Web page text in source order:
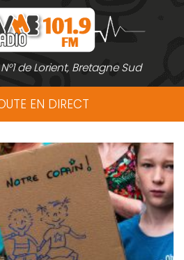
de Lorient, Bretagne Sud
EN DIRECT